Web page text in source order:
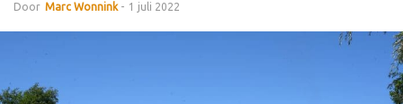
Door Marc Wonnink - 1 juli 2022